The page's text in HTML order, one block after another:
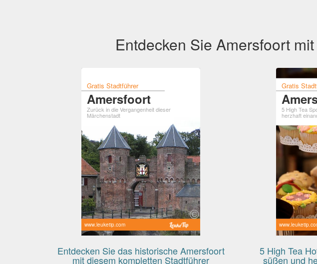
Entdecken Sie Amersfoort
Gratis Stadtführer
Amersfoort
Zurück in die Vergangenheit dieser
Märchenstadt
www.leuketip.com
Entdecken Sie das historische Amersfoort
mit diesem kompletten Stadtführer
Gratis
5 High Tea
herzhaft
5 High Tea
süßen und